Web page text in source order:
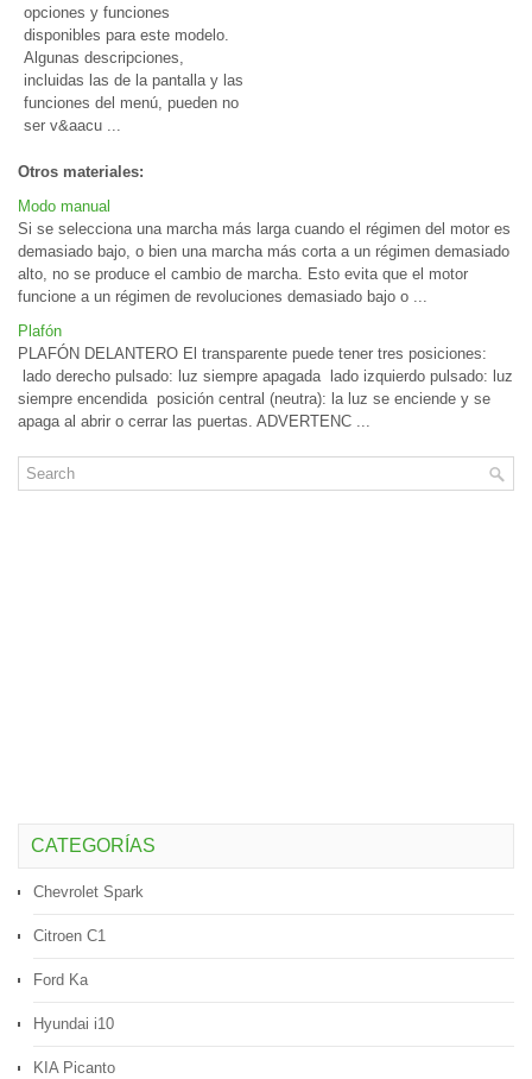
opciones y funciones
disponibles para este modelo.
Algunas descripciones,
incluidas las de la pantalla y las
funciones del menú, pueden no
ser v&aacu ...
Otros materiales:
Modo manual
Si se selecciona una marcha más larga cuando el régimen del motor es
demasiado bajo, o bien una marcha más corta a un régimen demasiado
alto, no se produce el cambio de marcha. Esto evita que el motor
funcione a un régimen de revoluciones demasiado bajo o ...
Plafón
PLAFÓN DELANTERO El transparente puede tener tres posiciones:
lado derecho pulsado: luz siempre apagada lado izquierdo pulsado: luz
siempre encendida posición central (neutra): la luz se enciende y se
apaga al abrir o cerrar las puertas. ADVERTENC ...
CATEGORÍAS
Chevrolet Spark
Citroen C1
Ford Ka
Hyundai i10
KIA Picanto